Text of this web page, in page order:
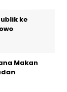
ke
Makan